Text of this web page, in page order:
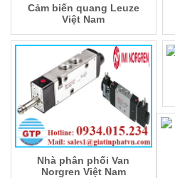
Cảm biến quang Leuze
Việt Nam
Nhà phân phối Van
Norgren Việt Nam